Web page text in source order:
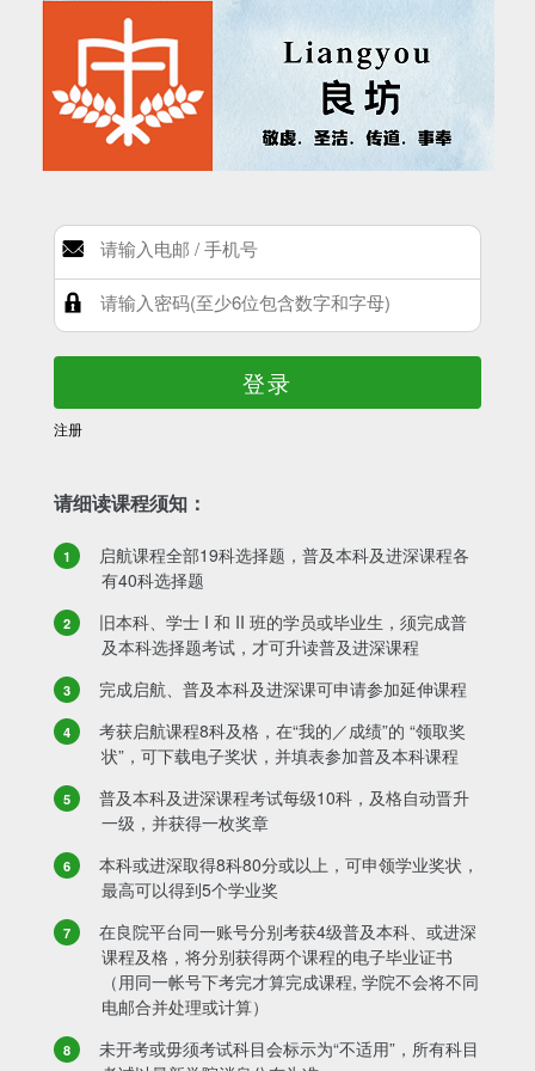
登录
注册
请细读课程须知：
启航课程全部19科选择题，普及本科及进深课程各
有40科选择题
旧本科、学士 I 和 II 班的学员或毕业生，须完成普
及本科选择题考试，才可升读普及进深课程
完成启航、普及本科及进深课可申请参加延伸课程
考获启航课程8科及格，在“我的／成绩”的 “领取奖
状”，可下载电子奖状，并填表参加普及本科课程
普及本科及进深课程考试每级10科，及格自动晋升
一级，并获得一枚奖章
本科或进深取得8科80分或以上，可申领学业奖状，
最高可以得到5个学业奖
在良院平台同一账号分别考获4级普及本科、或进深
课程及格，将分别获得两个课程的电子毕业证书
（用同一帐号下考完才算完成课程, 学院不会将不同
电邮合并处理或计算）
未开考或毋须考试科目会标示为“不适用”，所有科目